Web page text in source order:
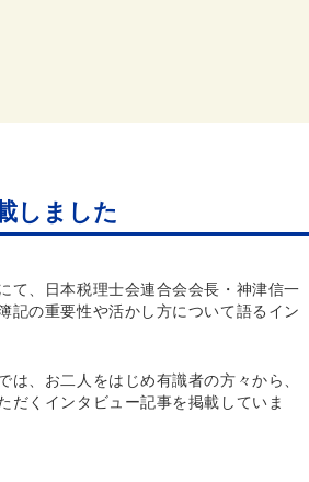
しました
て、日本税理士会連合会会長・神津信一
記の重要性や活かし方について語るイン
、お二人をはじめ有識者の方々から、
だくインタビュー記事を掲載していま